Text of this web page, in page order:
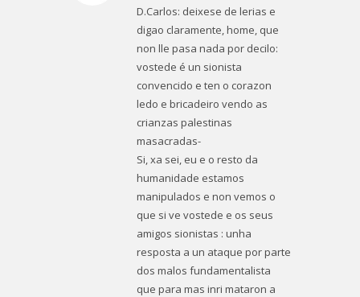
D.Carlos: deixese de lerias e
digao claramente, home, que
non lle pasa nada por decilo:
vostede é un sionista
convencido e ten o corazon
ledo e bricadeiro vendo as
crianzas palestinas
masacradas-
Si, xa sei, eu e o resto da
humanidade estamos
manipulados e non vemos o
que si ve vostede e os seus
amigos sionistas : unha
resposta a un ataque por parte
dos malos fundamentalista
que para mas inri mataron a